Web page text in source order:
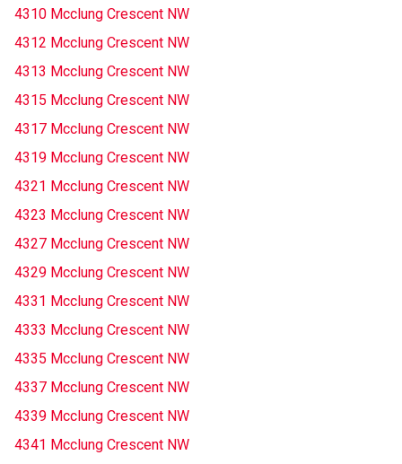
4310 Mcclung Crescent NW
4312 Mcclung Crescent NW
4313 Mcclung Crescent NW
4315 Mcclung Crescent NW
4317 Mcclung Crescent NW
4319 Mcclung Crescent NW
4321 Mcclung Crescent NW
4323 Mcclung Crescent NW
4327 Mcclung Crescent NW
4329 Mcclung Crescent NW
4331 Mcclung Crescent NW
4333 Mcclung Crescent NW
4335 Mcclung Crescent NW
4337 Mcclung Crescent NW
4339 Mcclung Crescent NW
4341 Mcclung Crescent NW